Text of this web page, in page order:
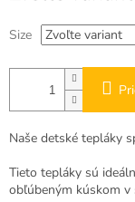
Size
Naše detské tepláky
Tieto tepláky sú
obľúbeným kúskom v